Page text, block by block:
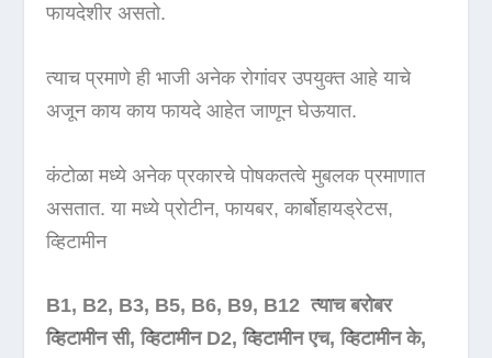
फायदेशीर असतो.
त्याच प्रमाणे ही भाजी अनेक रोगांवर उपयुक्त आहे याचे
अजून काय काय फायदे आहेत जाणून घेऊयात.
कंटोळा मध्ये अनेक प्रकारचे पोषकतत्वे मुबलक प्रमाणात
असतात. या मध्ये प्रोटीन, फायबर, कार्बोहायड्रेटस,
व्हिटामीन
B1, B2, B3, B5, B6, B9, B12 त्याच बरोबर
व्हिटामीन सी, व्हिटामीन D2, व्हिटामीन एच, व्हिटामीन के,